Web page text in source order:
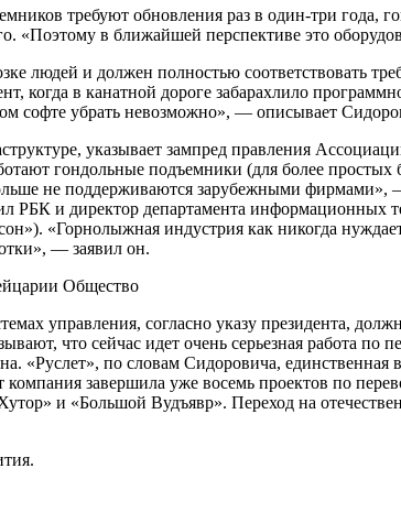
требуют обновления раз в один-три года,
«Поэтому в ближайшей перспективе это
людей и должен полностью соответствовать
когда в канатной дороге забарахлило
софте убрать невозможно», — описывает
указывает зампред правления
гондольные подъемники (для более
не поддерживаются зарубежными фирмами»,
РБК и директор департамента
«Горнолыжная индустрия как никогда
— заявил он.
Общество
управления, согласно указу президента,
что сейчас идет очень серьезная работа по
«Руслет», по словам Сидоровича, единственная
завершила уже восемь проектов по
и «Большой Вудъявр». Переход на